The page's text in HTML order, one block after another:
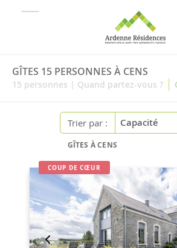
GÎTES 15 PERSONNES À CENS
15 personnes | Quand partez-vous ? |
Trier par :
GÎTES À CENS